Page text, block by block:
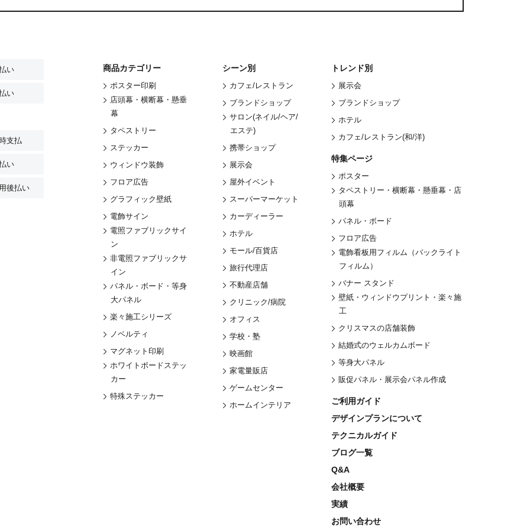
い
い
支払
い
後払い
商品カテゴリー
ポスター印刷
店頭幕・横断幕・懸垂
幕
タペストリー
ステッカー
ウィンドウ装飾
フロア広告
グラフィック壁紙
電飾サイン
電照ファブリックサイ
ン
非電照ファブリックサ
イン
パネル・ボード・等身
大パネル
楽々施工シリーズ
ノベルティ
マグネット印刷
ホワイトボードステッ
カー
特殊ステッカー
シーン別
カフェ/レストラン
ブランドショップ
サロン(ネイル/ヘア/
エステ)
携帯ショップ
展示会
屋外イベント
スーパーマーケット
カーディーラー
ホテル
モール/百貨店
旅行代理店
不動産店舗
クリニック/病院
オフィス
学校・塾
映画館
家電量販店
ゲームセンター
ホームインテリア
トレンド別
展示会
ブランドショップ
ホテル
カフェ/レストラン(和/洋)
特集ページ
ポスター
タペストリー・横断幕・懸垂幕・店
頭幕
パネル・ボード
フロア広告
電飾看板用フィルム（バックライト
フィルム）
バナー スタンド
壁紙・ウィンドウプリント・楽々施
工
クリスマスの店舗装飾
結婚式のウェルカムボード
等身大パネル
販促パネル・展示会パネル作成
ご利用ガイド
デザインプランについて
テクニカルガイド
ブログ一覧
Q&A
会社概要
実績
お問い合わせ